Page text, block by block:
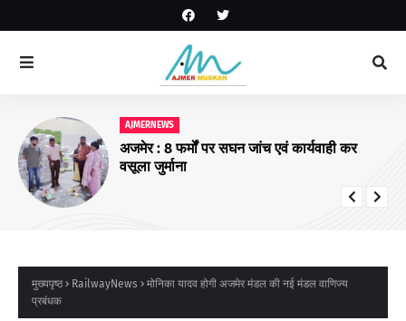
AJMERNEWS
अजमेर : 8 फर्मों पर सघन जांच एवं कार्यवाही कर
वसूला जुर्माना
मुख्यपृष्ठ RailwayNews
मोनिका यादव होगी अजमेर मंडल की नई मंडल वाणिज्य
प्रबंधक